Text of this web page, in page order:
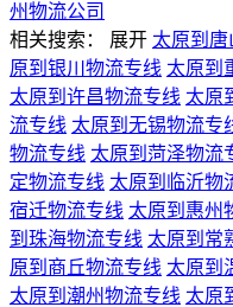
州物流公司
相关搜索： 展开 太原到
原到银川物流专线 太原到
太原到许昌物流专线 太原
流专线 太原到无锡物流专
物流专线 太原到菏泽物流
定物流专线 太原到临沂物
宿迁物流专线 太原到惠州
到珠海物流专线 太原到常
原到商丘物流专线 太原到
太原到潮州物流专线 太原